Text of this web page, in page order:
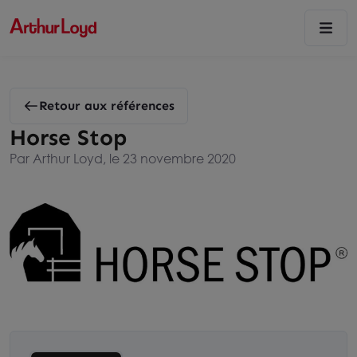
Retour aux références
Horse Stop
Par Arthur Loyd, le 23 novembre 2020